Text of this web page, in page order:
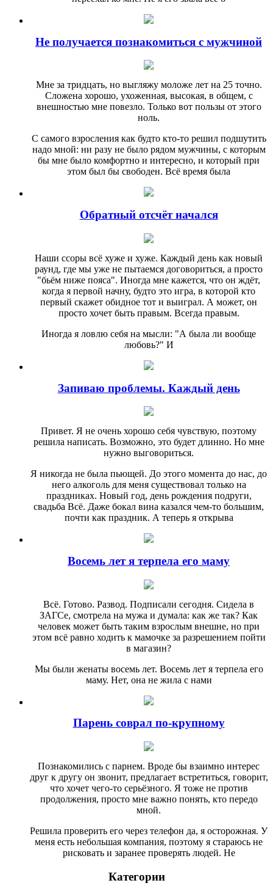
Не получается познакомиться с мужчиной
Мне за тридцать, но выгляжу моложе лет на 25 точно.
Сложена хорошо, ухоженная, высокая, в общем, с
внешностью мне повезло. Только вот пользы от этого
ноль.
С самого взросления как будто кто-то решил подшутить
надо мной: ни разу не было рядом мужчины, с которым
бы мне было комфортно и интересно, и который при
этом был бы свободен. Всё время была
Обратный отсчёт начался
Наши ссоры всё хуже и хуже. Каждый день как новый
раунд, где мы уже не пытаемся договориться, а просто
"бьём ниже пояса". Иногда мне кажется, что он ждёт,
когда я первой начну, будто это игра, в которой кто
первый скажет обидное тот и выиграл. А может, он
просто хочет быть правым. Всегда правым.
Иногда я ловлю себя на мысли: "А была ли вообще
любовь?" И
Запиваю проблемы. Каждый день
Привет. Я не очень хорошо себя чувствую, поэтому
решила написать. Возможно, это будет длинно. Но мне
нужно выговориться.
Я никогда не была пьющей. До этого момента до нас, до
него алкоголь для меня существовал только на
праздниках. Новый год, день рождения подруги,
свадьба Всё. Даже бокал вина казался чем-то большим,
почти как праздник. А теперь я открыва
Восемь лет я терпела его маму
Всё. Готово. Развод. Подписали сегодня. Сидела в
ЗАГСе, смотрела на мужа и думала: как же так? Как
человек может быть таким взрослым внешне, но при
этом всё равно ходить к мамочке за разрешением пойти
в магазин?
Мы были женаты восемь лет. Восемь лет я терпела его
маму. Нет, она не жила с нами
Парень соврал по-крупному
Познакомились с парнем. Вроде бы взаимно интерес
друг к другу он звонит, предлагает встретиться, говорит,
что хочет чего-то серьёзного. Я тоже не против
продолжения, просто мне важно понять, кто передо
мной.
Решила проверить его через телефон да, я осторожная. У
меня есть небольшая компания, поэтому я стараюсь не
рисковать и заранее проверять людей. Не
Категории